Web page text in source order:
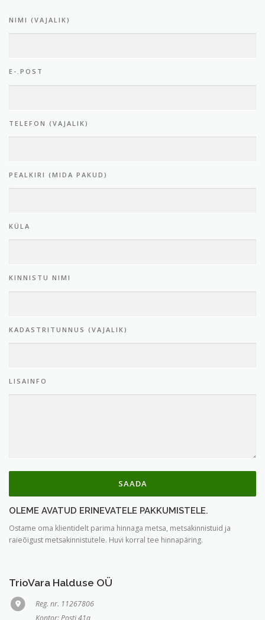
NIMI (VAJALIK)
E-.POST
TELEFON (VAJALIK)
PEALKIRI (MIDA PAKUD)
KÜLA
KINNISTU NIMI
KADASTRITUNNUS (VAJALIK)
LISAINFO
OLEME AVATUD ERINEVATELE PAKKUMISTELE.
Ostame oma klientidelt parima hinnaga metsa, metsakinnistuid ja
raieõigust metsakinnistutele. Huvi korral tee hinnapäring.
TrioVara Halduse OÜ
Reg. nr. 11267806
Kontor: Posti 41a,